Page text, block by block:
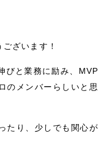
ざいます！
びと業務に励み、MVP
のメンバーらしいと思
たり、少しでも関心が